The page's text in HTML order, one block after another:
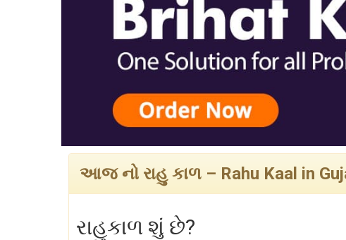
આજ નો રાહુ કાળ – Rahu Kaal in
રાહુકાળ શું છે?